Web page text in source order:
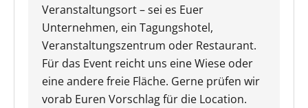
Veranstaltungsort – sei es Euer
Unternehmen, ein Tagungshotel,
Veranstaltungszentrum oder Restaurant.
Für das Event reicht uns eine Wiese oder
eine andere freie Fläche. Gerne prüfen wir
vorab Euren Vorschlag für die Location.